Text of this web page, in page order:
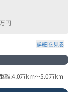
万円
詳細を見る
離:4.0万km～5.0万km